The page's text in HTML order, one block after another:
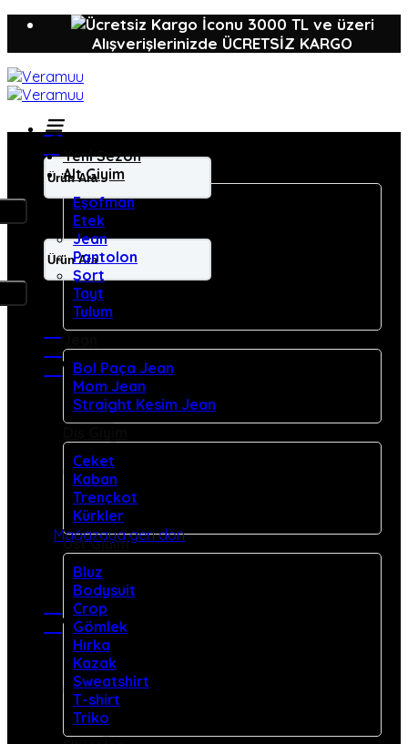
İçeriğe
3000 TL ve üzeri
Alışverişlerinizde ÜCRETSİZ KARGO
Ara:
Ara:
Sepetinizde ürün bulunmuyor.
Mağazaya geri dön
Sepet
Yeni Sezon
Alt Giyim
Eşofman
Etek
Jean
Pantolon
Şort
Tayt
Tulum
Bol Paça Jean
Mom Jean
Straight Kesim Jean
Ceket
Kaban
Trençkot
Kürkler
Üst Giyim
Bluz
Bodysuit
Crop
Gömlek
Hırka
Kazak
Sweatshirt
T-shirt
Triko